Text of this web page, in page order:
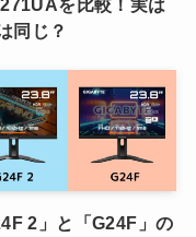
を比較！実は
同じ？
2」と「G24F」の